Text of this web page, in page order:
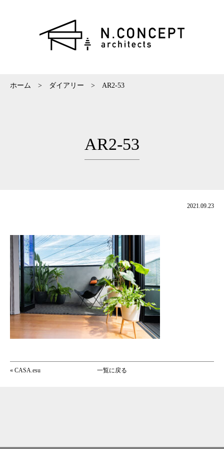
ホーム > ダイアリー > AR2-53
AR2-53
2021.09.23
« CASA.esu 一覧に戻る